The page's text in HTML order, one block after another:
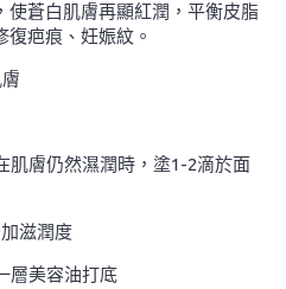
使蒼白肌膚再顯紅潤，平衡皮脂
疤痕、妊娠紋。
肌膚仍然濕潤時，塗1-2滴於面
滋潤度
層美容油打底